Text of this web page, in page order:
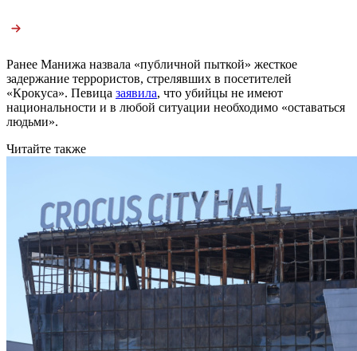
Ранее Манижа назвала «публичной пыткой» жесткое
задержание террористов, стрелявших в посетителей
«Крокуса». Певица заявила, что убийцы не имеют
национальности и в любой ситуации необходимо «оставаться
людьми».
Читайте также